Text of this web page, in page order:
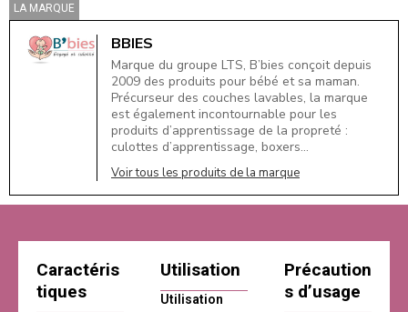
LA MARQUE
BBIES
Marque du groupe LTS, B’bies conçoit depuis
2009 des produits pour bébé et sa maman.
Précurseur des couches lavables, la marque
est également incontournable pour les
produits d’apprentissage de la propreté :
culottes d’apprentissage, boxers…
Voir tous les produits de la marque
Caractéris
tiques
Utilisation
Utilisation
Précaution
s d’usage